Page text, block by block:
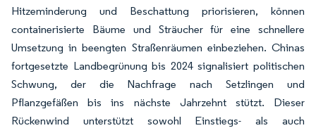
Hitzeminderung und Beschattung priorisieren, können
containerisierte Bäume und Sträucher für eine schnellere
Umsetzung in beengten Straßenräumen einbeziehen. Chinas
fortgesetzte Landbegrünung bis 2024 signalisiert politischen
Schwung, der die Nachfrage nach Setzlingen und
Pflanzgefäßen bis ins nächste Jahrzehnt stützt. Dieser
Rückenwind unterstützt sowohl Einstiegs- als auch